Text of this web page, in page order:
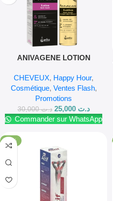
ANIVAGENE LOTION
125ML
CHEVEUX, Happy Hour,
Cosmétique, Ventes Flash,
Promotions
د.ت30,000 د.ت 25,000
Commander sur WhatsApp
-44%